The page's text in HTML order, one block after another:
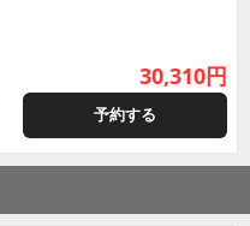
30,310円
予約する